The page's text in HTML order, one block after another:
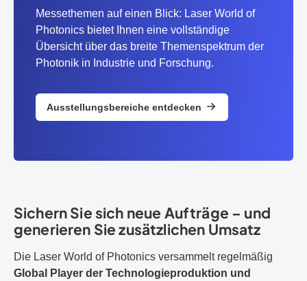
Messethemen auf einen Blick: Laser World of
Photonics bietet Ihnen eine vollständige
Übersicht über das breite Themenspektrum der
Photonik in Industrie und Forschung.
Ausstellungsbereiche entdecken
Sichern Sie sich neue Aufträge – und
generieren Sie zusätzlichen Umsatz
Die Laser World of Photonics versammelt regelmäßig
Global Player der Technologieproduktion und